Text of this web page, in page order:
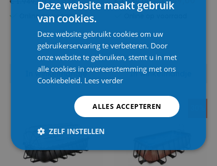
Overkapping En
Warmtepomp - Zwart
Online op voorraad
In winkelmandje
Overkapping En
In winkelmandje
15%
Deze website maakt gebruik
van cookies.
Deze website gebruikt cookies om uw
gebruikerservaring te verbeteren. Door
onze website te gebruiken, stemt u in met
alle cookies in overeenstemming met ons
Cookiebeleid. Lees verder
ALLES ACCEPTEREN
ZELF INSTELLEN